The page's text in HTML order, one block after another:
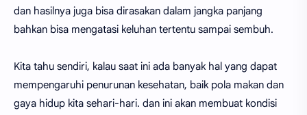
dan hasilnya juga bisa dirasakan dalam jangka panjang
bahkan bisa mengatasi keluhan tertentu sampai sembuh.
Kita tahu sendiri, kalau saat ini ada banyak hal yang dapat
mempengaruhi penurunan kesehatan, baik pola makan dan
gaya hidup kita sehari-hari. dan ini akan membuat kondisi